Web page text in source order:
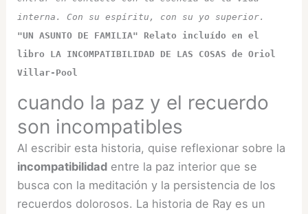
interna. Con su espíritu, con su yo superior.
"UN ASUNTO DE FAMILIA" Relato incluído en el
libro LA INCOMPATIBILIDAD DE LAS COSAS de Oriol
Villar-Pool
cuando la paz y el recuerdo
son incompatibles
Al escribir esta historia, quise reflexionar sobre la
incompatibilidad entre la paz interior que se
busca con la meditación y la persistencia de los
recuerdos dolorosos. La historia de Ray es un